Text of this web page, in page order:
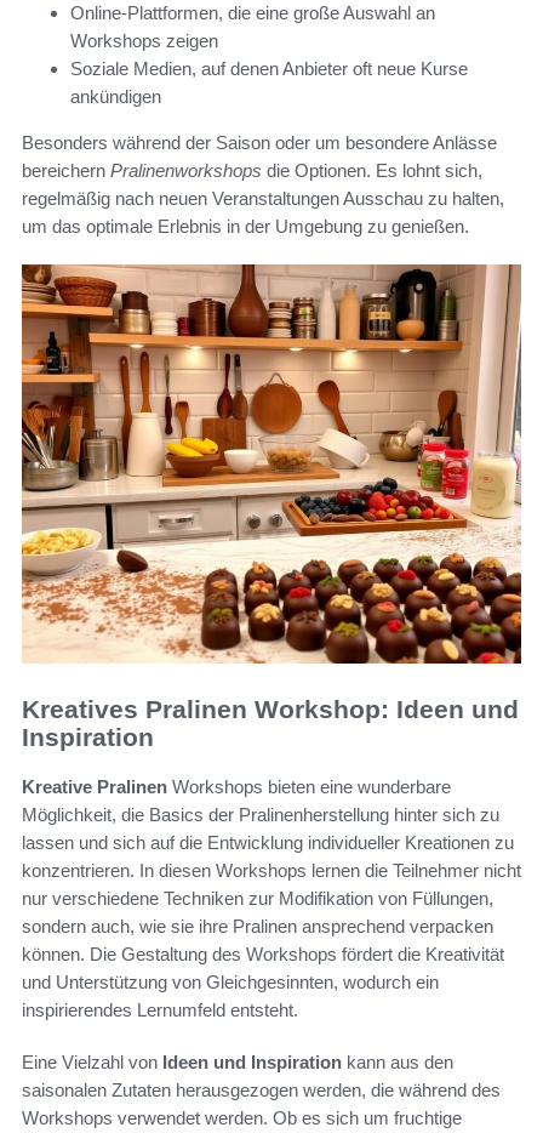
Online-Plattformen, die eine große Auswahl an
Workshops zeigen
Soziale Medien, auf denen Anbieter oft neue Kurse
ankündigen
Besonders während der Saison oder um besondere Anlässe
bereichern Pralinenworkshops die Optionen. Es lohnt sich,
regelmäßig nach neuen Veranstaltungen Ausschau zu halten,
um das optimale Erlebnis in der Umgebung zu genießen.
Kreatives Pralinen Workshop: Ideen und
Inspiration
Kreative Pralinen Workshops bieten eine wunderbare
Möglichkeit, die Basics der Pralinenherstellung hinter sich zu
lassen und sich auf die Entwicklung individueller Kreationen zu
konzentrieren. In diesen Workshops lernen die Teilnehmer nicht
nur verschiedene Techniken zur Modifikation von Füllungen,
sondern auch, wie sie ihre Pralinen ansprechend verpacken
können. Die Gestaltung des Workshops fördert die Kreativität
und Unterstützung von Gleichgesinnten, wodurch ein
inspirierendes Lernumfeld entsteht.
Eine Vielzahl von Ideen und Inspiration kann aus den
saisonalen Zutaten herausgezogen werden, die während des
Workshops verwendet werden. Ob es sich um fruchtige